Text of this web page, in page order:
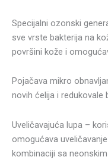
Specijalni ozonski
sve vrste bakterija na
površini kože i
Pojačava mikro
novih ćelija i redukovale
Uveličavajuća lupa –
omogućava
kombinaciji sa